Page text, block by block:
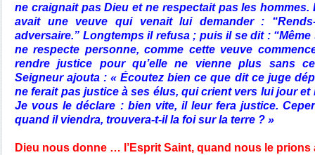
ne craignait pas Dieu et ne respectait pas les hommes.
avait une veuve qui venait lui demander :
adversaire.” Longtemps il refusa ; puis il se dit :
ne respecte personne, comme cette veuve
rendre justice pour qu’elle ne vienne plus sans
Seigneur ajouta : « Écoutez bien ce que dit ce juge
ne ferait pas justice à ses élus, qui crient vers lui jour
Je vous le déclare : bien vite, il leur fera justice.
quand il viendra, trouvera-t-il la foi sur la terre ? »
Dieu nous donne … l’Esprit Saint, quand nous le prions